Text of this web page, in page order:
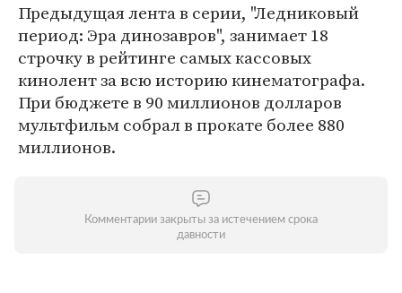
Предыдущая лента в серии, "Ледниковый
период: Эра динозавров", занимает 18
строчку в рейтинге самых кассовых
кинолент за всю историю кинематографа.
При бюджете в 90 миллионов долларов
мультфильм собрал в прокате более 880
миллионов.
Комментарии закрыты за истечением срока
давности